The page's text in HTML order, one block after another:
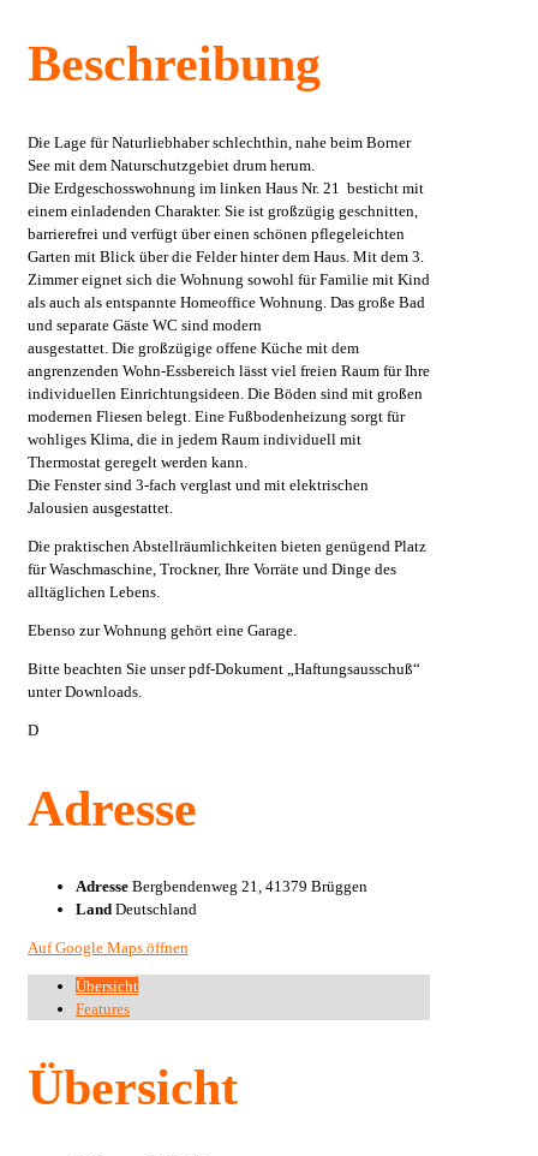
Beschreibung
Die Lage für Naturliebhaber schlechthin, nahe beim Borner
See mit dem Naturschutzgebiet drum herum.
Die Erdgeschosswohnung im linken Haus Nr. 21 besticht mit
einem einladenden Charakter. Sie ist großzügig geschnitten,
barrierefrei und verfügt über einen schönen pflegeleichten
Garten mit Blick über die Felder hinter dem Haus. Mit dem 3.
Zimmer eignet sich die Wohnung sowohl für Familie mit Kind
als auch als entspannte Homeoffice Wohnung. Das große Bad
und separate Gäste WC sind modern
ausgestattet. Die großzügige offene Küche mit dem
angrenzenden Wohn-Essbereich lässt viel freien Raum für Ihre
individuellen Einrichtungsideen. Die Böden sind mit großen
modernen Fliesen belegt. Eine Fußbodenheizung sorgt für
wohliges Klima, die in jedem Raum individuell mit
Thermostat geregelt werden kann.
Die Fenster sind 3-fach verglast und mit elektrischen
Jalousien ausgestattet.
Die praktischen Abstellräumlichkeiten bieten genügend Platz
für Waschmaschine, Trockner, Ihre Vorräte und Dinge des
alltäglichen Lebens.
Ebenso zur Wohnung gehört eine Garage.
Bitte beachten Sie unser pdf-Dokument „Haftungsausschuß“
unter Downloads.
D
Adresse
Adresse Bergbendenweg 21, 41379 Brüggen
Land Deutschland
Auf Google Maps öffnen
Übersicht
Features
Übersicht